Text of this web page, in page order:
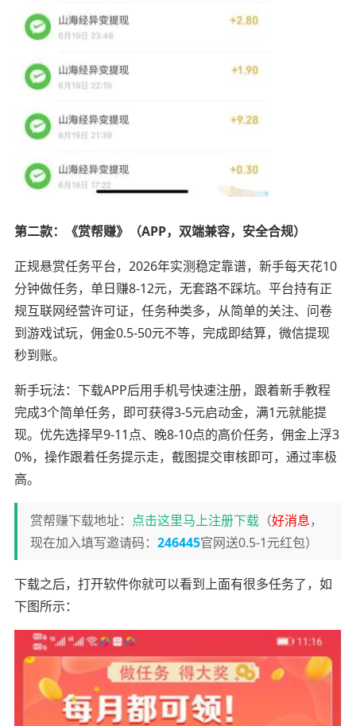
第二款：《赏帮赚》（APP，双端兼容，安全合规）
正规悬赏任务平台，2026年实测稳定靠谱，新手每天花10
分钟做任务，单日赚8-12元，无套路不踩坑。平台持有正
规互联网经营许可证，任务种类多，从简单的关注、问卷
到游戏试玩，佣金0.5-50元不等，完成即结算，微信提现
秒到账。
新手玩法：下载APP后用手机号快速注册，跟着新手教程
完成3个简单任务，即可获得3-5元启动金，满1元就能提
现。优先选择早9-11点、晚8-10点的高价任务，佣金上浮3
0%，操作跟着任务提示走，截图提交审核即可，通过率极
高。
赏帮赚下载地址： 点击这里马上注册下载（好消息，
现在加入填写邀请码： 246445官网送0.5-1元红包）
下载之后，打开软件你就可以看到上面有很多任务了，如
下图所示：